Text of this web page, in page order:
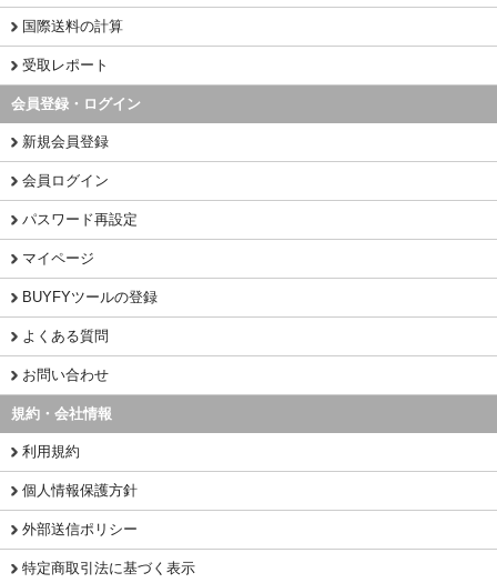
国際送料の計算
受取レポート
会員登録・ログイン
新規会員登録
会員ログイン
パスワード再設定
マイページ
BUYFYツールの登録
よくある質問
お問い合わせ
規約・会社情報
利用規約
個人情報保護方針
外部送信ポリシー
特定商取引法に基づく表示